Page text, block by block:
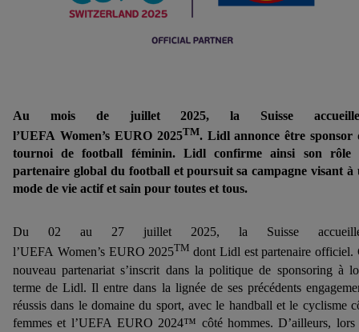
Au mois de juillet 2025, la Suisse
l’UEFA Women’s EURO 2025TM. Lidl annonce être sponsor
tournoi de football féminin. Lidl confirme ainsi son rôle
partenaire global du football et poursuit sa campagne visant à
mode de vie actif et sain pour toutes et tous.
Du 02 au 27 juillet 2025, la Suisse
l’UEFA Women’s EURO 2025TM dont Lidl est partenaire officiel.
nouveau partenariat s’inscrit dans la politique de sponsoring à
terme de Lidl. Il entre dans la lignée de ses précédents
réussis dans le domaine du sport, avec le handball et le cyclisme
femmes et l’UEFA EURO 2024™ côté hommes. D’ailleurs, lors